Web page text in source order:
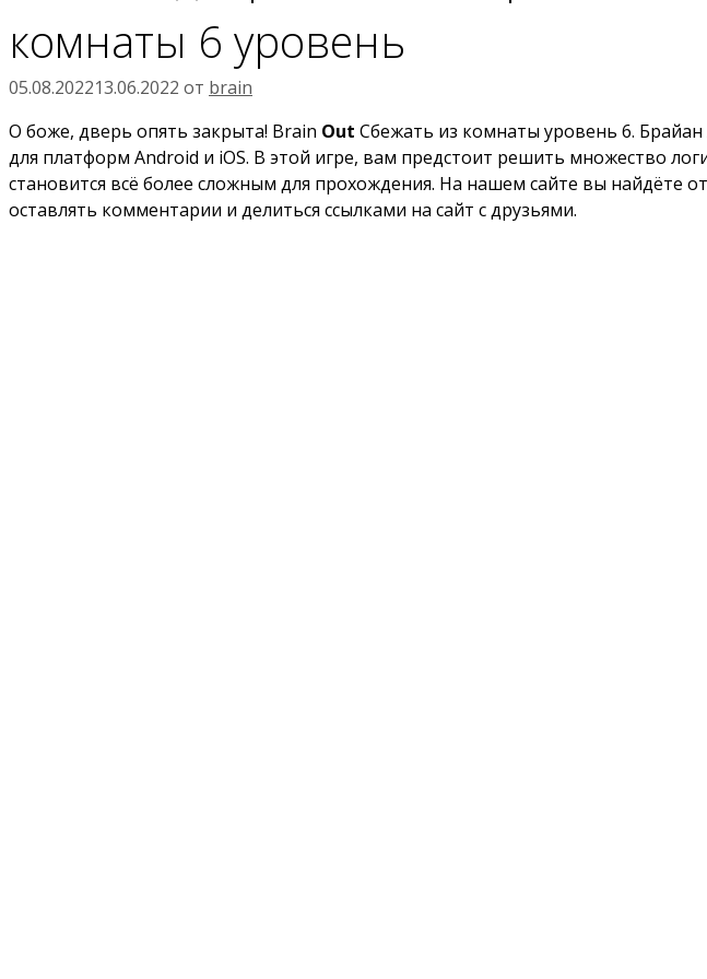
комнаты 6 уровень
05.08.202213.06.2022 от brain
О боже, дверь опять закрыта! Brain Out Сбежать из комнаты уровень 6.
для платформ Android и iOS. В этой игре, вам предстоит решить множество
становится всё более сложным для прохождения. На нашем сайте вы найдёте
оставлять комментарии и делиться ссылками на сайт с друзьями.